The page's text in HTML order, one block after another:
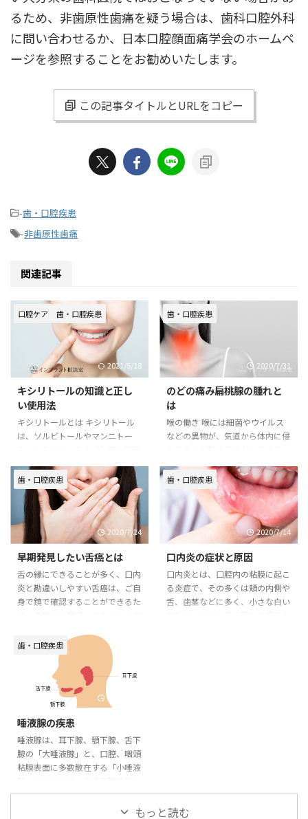
るため、非歯原性歯痛を疑う場合は、歯科口腔外科
に問い合わせるか、日本口腔顔面痛学会のホームペ
ージを参照することをお勧めいたします。
この記事タイトルとURLをコピー
-歯・口腔疾患
-非歯原性歯痛
関連記事
口腔ケア 歯・口腔疾患
2021/5/18
キシリトールの知識と正し
い使用法
キシリトールとは キシリトール
は、ソルビトールやマンニトー
ルコールの一種である「甘味炭水
化物」です。自然界でも多くの果
実や野菜にキシリトールが含まれ
ており、イチゴには乾燥重量
100g中に約360mg、レタスには
乾燥重量100g中に約130mgのキ
シリトールが含まれています。ま
た、人の肝臓のグルクロン酸回路
でも、1日当たり約15gのキシリ
トールが作られています。市販の
ガムやタブレットなどのお菓子に
「キシランヘミセルロー ...
歯・口腔疾患
2020/7/31
のどの痛み扁桃腺の腫れと
は
喉の働き 喉には細菌やウイルス
などの異物が、気道から体内に侵
外から入ってくる空気には、細菌
やウイルスなどの病原菌や、ほこ
りなどの異物が混ざっています
が、鼻腔から肺までの気道の内壁
を覆う粘膜と線毛（タンパク質が
重合して繊維状となったもの）に
よって、それらから肺を守ってい
ます。異物が侵入した場合、粘膜
で異物をとらえて、線毛の動きに
よって痰として外へと吐きだしま
す。吐きだされない場合も、咽頭
歯・口腔疾患
2020/7/24
早期発見したい舌癌とは
舌の縁にできることが多く、口内
炎と勘違いしやすい舌癌は、ご自
身で鏡で確認することができるた
す。口腔内にできる癌を総じて
「口腔癌」といいますが、口腔癌
の中でも最も多く見られるものが
舌にできる舌癌です。2013年度
の頭頸部がん学会の報告による
と、口腔癌のうち、舌癌が約
60％を占めています。口腔癌は、
食事や会話などをはじめとした、
健康的で快適な生活をおこなうた
めに欠かせない機能に悪影響を及
ても完治を目的とするだけでな
歯・口腔疾患
2020/7/14
口内炎の症状と原因
口内炎とは、口腔内の粘膜に起こ
る炎症で、その多くは頬の内側や
舌、歯茎などに多く、小さな白い
きて、周囲が赤く腫れた状態と ...
歯・口腔疾患
2020/6/29
唾液腺の疾患
唾液腺は、耳下腺、顎下腺、舌下
腺の「大唾液腺」と、口腔、咽頭
粘膜表面に多数散在する「小唾液
れた唾液は、管を通り口腔内に分
泌されます。唾液は食べ物を消化もっと読む